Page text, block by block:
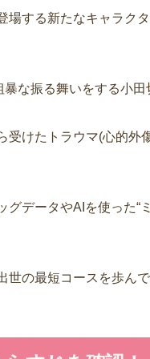
場する新たなキャラク
暴な振る舞いをする小田
受けたトラウマ(心的外
グデータやAIを使った“
世の最短コースを歩ん